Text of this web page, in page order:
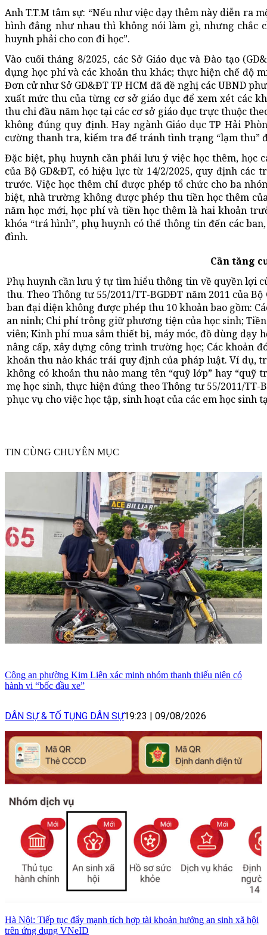
Anh T.T.M tâm sự: “Nếu như việc dạy thêm này diễn ra
bình đẳng như nhau thì không nói làm gì, nhưng chắc
huynh phải cho con đi học”.
Vào cuối tháng 8/2025, các Sở Giáo dục và Đào tạo
dụng học phí và các khoản thu khác; thực hiện chế độ
Đơn cử như Sở GD&ĐT TP HCM đã đề nghị các UBND
xuất mức thu của từng cơ sở giáo dục để xem xét các
thu chi đầu năm học tại các cơ sở giáo dục trực thuộc
không đúng quy định. Hay ngành Giáo dục TP Hải
cường thanh tra, kiểm tra để tránh tình trạng “lạm thu”
Đặc biệt, phụ huynh cần phải lưu ý việc học thêm, học
của Bộ GD&ĐT, có hiệu lực từ 14/2/2025, quy định
trước. Việc học thêm chỉ được phép tổ chức cho ba
biệt, nhà trường không được phép thu tiền học thêm
năm học mới, học phí và tiền học thêm là hai khoản
khóa “trá hình”, phụ huynh có thể thông tin đến các
đình.
Cần tăng
Phụ huynh cần lưu ý tự tìm hiểu thông tin về quyền lợi
thu. Theo Thông tư 55/2011/TT-BGDĐT năm 2011 của
ban đại diện không được phép thu 10 khoản bao gồm:
an ninh; Chi phí trông giữ phương tiện của học sinh;
viên; Kinh phí mua sắm thiết bị, máy móc, đồ dùng dạy
nâng cấp, xây dựng công trình trường học; Các khoản
khoản thu nào khác trái quy định của pháp luật. Ví dụ,
không có khoản thu nào mang tên “quỹ lớp” hay “quỹ
mẹ học sinh, thực hiện đúng theo Thông tư 55/2011/
phục vụ cho việc học tập, sinh hoạt của các em học sinh
TIN CÙNG CHUYÊN MỤC
Công an phường Kim Liên xác minh nhóm thanh thiếu niên có
hành vi “bốc đầu xe”
DÂN SỰ & TỐ TỤNG DÂN SỰ19:23 09/08/2026
Hà Nội: Tiếp tục đẩy mạnh tích hợp tài khoản hưởng an sinh xã hội
trên ứng dụng VNeID